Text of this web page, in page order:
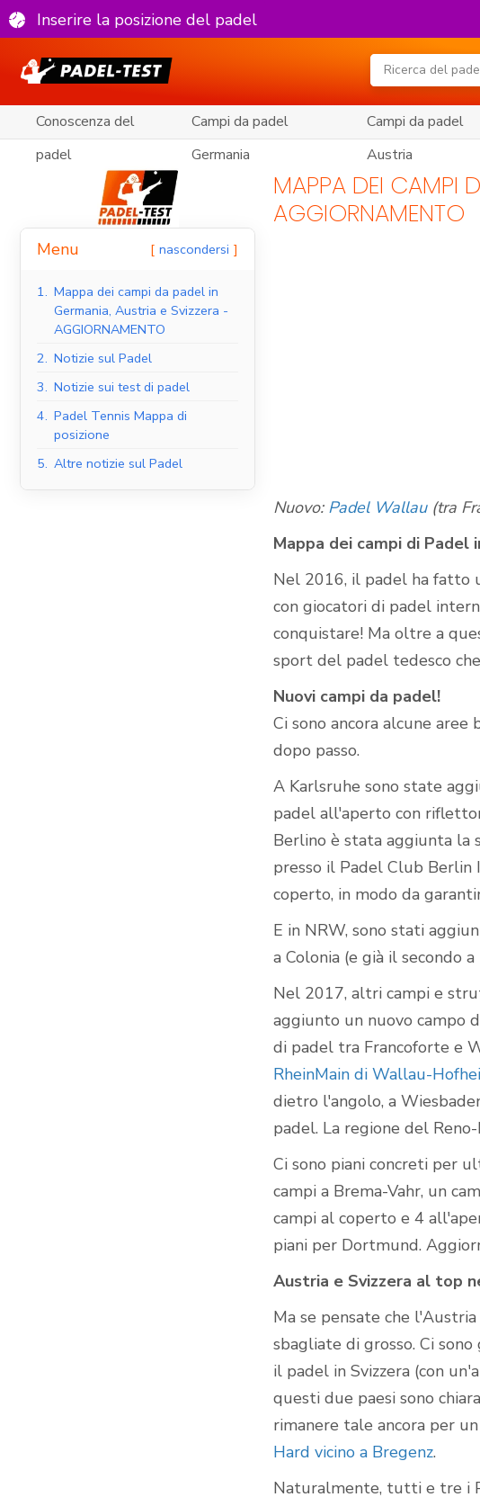
Inserire la posizione del padel
Conoscenza del
padel
Campi da padel
Germania
Campi da padel
Austria
Menu nascondersi
1. Mappa dei campi da padel in
Germania, Austria e Svizzera -
AGGIORNAMENTO
2. Notizie sul Padel
3. Notizie sui test di padel
4. Padel Tennis Mappa di
posizione
5. Altre notizie sul Padel
MAPPA DEI CAMPI
AGGIORNAMENTO
Nuovo: Padel Wallau(tra
Mappa dei campi di Padel
Nel 2016, il padel ha fatto
con giocatori di padel
conquistare! Ma oltre a
sport del padel tedesco
Nuovi campi da padel!
Ci sono ancora alcune
dopo passo.
A Karlsruhe sono state
padel all'aperto con
Berlino è stata aggiunta la
presso il Padel Club Berlin
coperto, in modo da
E in NRW, sono stati
a Colonia (e già il secondo
Nel 2017, altri campi e
aggiunto un nuovo campo
di padel tra Francoforte e
RheinMain di Wallau-
dietro l'angolo, a
padel. La regione del
Ci sono piani concreti per
campi a Brema-Vahr, un
campi al coperto e 4
piani per Dortmund.
Austria e Svizzera al top
Ma se pensate che
sbagliate di grosso. Ci
il padel in Svizzera (con
questi due paesi sono
rimanere tale ancora per
Hard vicino a Bregenz.
Naturalmente, tutti e tre i
coperto